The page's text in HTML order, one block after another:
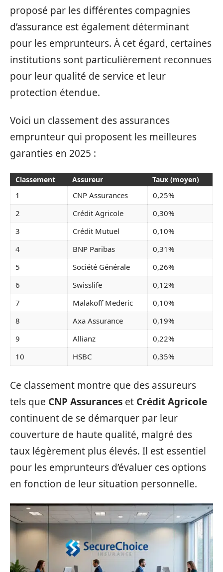
proposé par les différentes compagnies
d’assurance est également déterminant
pour les emprunteurs. À cet égard, certaines
institutions sont particulièrement reconnues
pour leur qualité de service et leur
protection étendue.
Voici un classement des assurances
emprunteur qui proposent les meilleures
garanties en 2025 :
Classement Assureur Taux (moyen)
1 CNP Assurances
0,25%
2
Crédit Agricole
0,30%
3
Crédit Mutuel
0,10%
4
BNP Paribas
0,31%
5
Société Générale
0,26%
6
Swisslife
0,12%
7
Malakoff Mederic
0,10%
8
Axa Assurance
0,19%
9
Allianz
0,22%
10
HSBC 0,35%
Ce classement montre que des assureurs
tels que CNP Assurances et Crédit Agricole
continuent de se démarquer par leur
couverture de haute qualité, malgré des
taux légèrement plus élevés. Il est essentiel
pour les emprunteurs d’évaluer ces options
en fonction de leur situation personnelle.